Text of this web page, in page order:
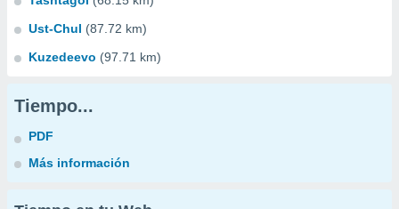
Ust-Chul (87.72 km)
Kuzedeevo (97.71 km)
Tiempo...
PDF
Más información